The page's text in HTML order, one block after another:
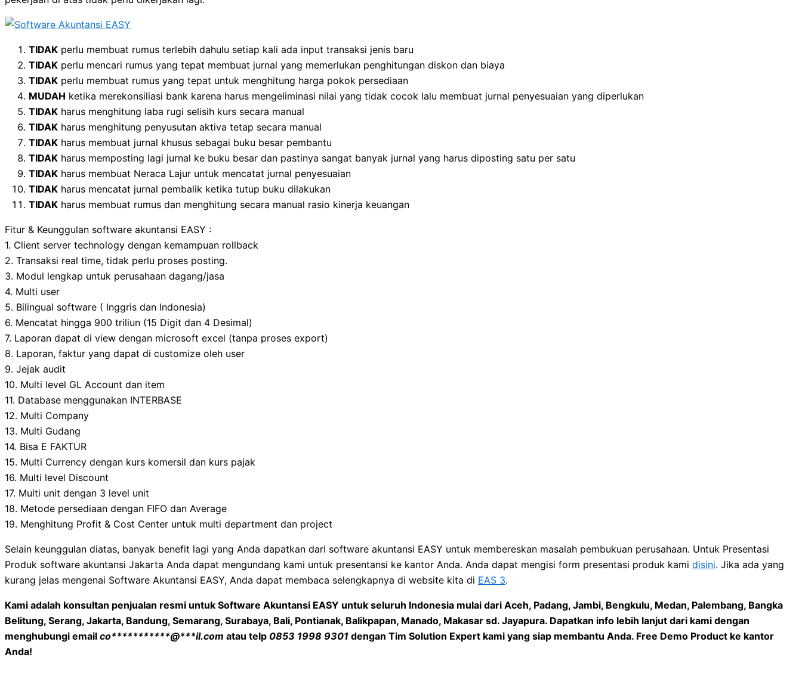
TIDAK perlu membuat rumus terlebih dahulu setiap kali ada input transaksi jenis baru
TIDAK perlu mencari rumus yang tepat membuat jurnal yang memerlukan penghitungan diskon dan biaya
TIDAK perlu membuat rumus yang tepat untuk menghitung harga pokok persediaan
MUDAH ketika merekonsiliasi bank karena harus mengeliminasi nilai yang tidak cocok lalu membuat jurnal penyesuaian yang diperlukan
TIDAK harus menghitung laba rugi selisih kurs secara manual
TIDAK harus menghitung penyusutan aktiva tetap secara manual
TIDAK harus membuat jurnal khusus sebagai buku besar pembantu
TIDAK harus memposting lagi jurnal ke buku besar dan pastinya sangat banyak jurnal yang harus diposting satu per satu
TIDAK harus membuat Neraca Lajur untuk mencatat jurnal penyesuaian
TIDAK harus mencatat jurnal pembalik ketika tutup buku dilakukan
TIDAK harus membuat rumus dan menghitung secara manual rasio kinerja keuangan
Fitur & Keunggulan software akuntansi EASY :
1. Client server technology dengan kemampuan rollback
2. Transaksi real time, tidak perlu proses posting.
3. Modul lengkap untuk perusahaan dagang/jasa
4. Multi user
5. Bilingual software ( Inggris dan Indonesia)
6. Mencatat hingga 900 triliun (15 Digit dan 4 Desimal)
7. Laporan dapat di view dengan microsoft excel (tanpa proses export)
8. Laporan, faktur yang dapat di customize oleh user
9. Jejak audit
10. Multi level GL Account dan item
11. Database menggunakan INTERBASE
12. Multi Company
13. Multi Gudang
14. Bisa E FAKTUR
15. Multi Currency dengan kurs komersil dan kurs pajak
16. Multi level Discount
17. Multi unit dengan 3 level unit
18. Metode persediaan dengan FIFO dan Average
19. Menghitung Profit & Cost Center untuk multi department dan project
Selain keunggulan diatas, banyak benefit lagi yang Anda dapatkan dari software akuntansi EASY untuk membereskan masalah pembukuan perusahaan. Untuk Presentasi
Produk software akuntansi Jakarta Anda dapat mengundang kami untuk presentansi ke kantor Anda. Anda dapat mengisi form presentasi produk kami disini. Jika ada yang
kurang jelas mengenai Software Akuntansi EASY, Anda dapat membaca selengkapnya di website kita di EAS 3.
Kami adalah konsultan penjualan resmi untuk Software Akuntansi EASY untuk seluruh Indonesia mulai dari Aceh, Padang, Jambi, Bengkulu, Medan, Palembang, Bangka
Belitung, Serang, Jakarta, Bandung, Semarang, Surabaya, Bali, Pontianak, Balikpapan, Manado, Makasar sd. Jayapura. Dapatkan info lebih lanjut dari kami dengan
menghubungi email co***********@***il.com atau telp 0853 1998 9301 dengan Tim Solution Expert kami yang siap membantu Anda. Free Demo Product ke kantor
Anda!